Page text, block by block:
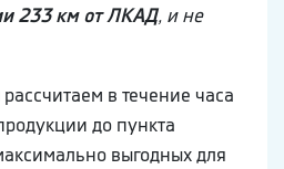
233 км от ЛКАД, и не
в течение часа
до пункта
выгодных для